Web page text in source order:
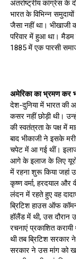
अंतर्राष्ट्रीय कांग्रेस के
भारत के विभिन्न
जैसा नहीं था। भीखाजी
परिवार में हुआ था। मैडम
1885 में एक पारसी
अमेरिका का भ्रमण कर
देश-दुनिया में भारत की
कसर नहीं छोड़ी थी।
की स्वतंत्रता के पक्ष में
बाद भीकाजी ने इसके
चपेट में आ गई थीं।
आगे के इलाज के लिए
में रहना शुरू किया जहां
कृष्ण वर्मा, हरदयाल और
लंदन में रहते हुए वह
ब्रिटिश हाउस ऑफ
हॉलैंड में थी, उस दौरान
रचनाएं प्रकाशित
थी तब ब्रिटिश सरकार
सरकार ने उस मांग को